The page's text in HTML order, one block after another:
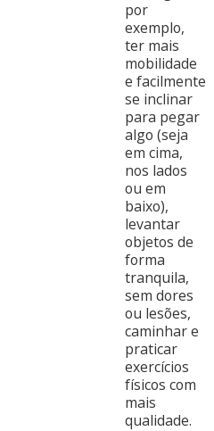
por
exemplo,
ter mais
mobilidade
e facilmente
se inclinar
para pegar
algo (seja
em cima,
nos lados
ou em
baixo),
levantar
objetos de
forma
tranquila,
sem dores
ou lesões,
caminhar e
praticar
exercícios
físicos com
mais
qualidade.